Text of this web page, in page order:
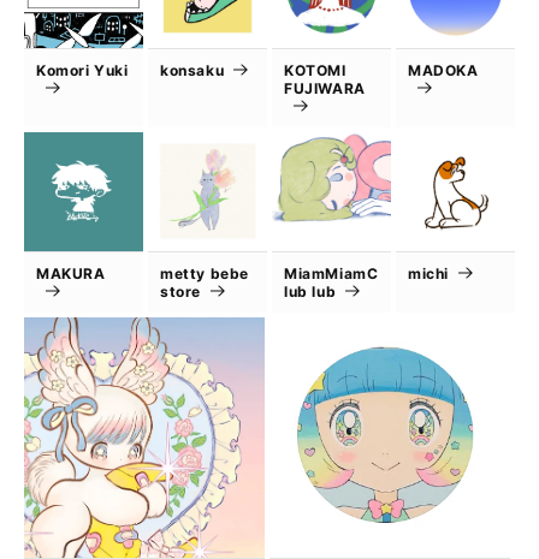
Komori Yuki konsaku
KOTOMI
FUJIWARA
MADOKA
MAKURA
metty bebe
store
MiamMiamC
lub lub
michi